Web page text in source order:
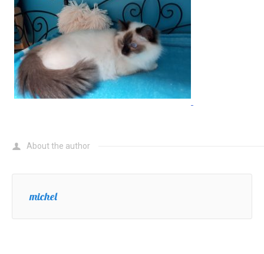
About the author
michel